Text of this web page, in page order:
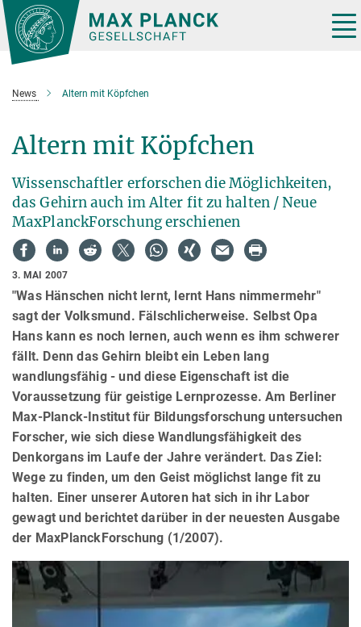
Hauptinhalt
News Altern mit Köpfchen
Altern mit Köpfchen
Wissenschaftler erforschen die Möglichkeiten,
das Gehirn auch im Alter fit zu halten / Neue
MaxPlanckForschung erschienen
3. MAI 2007
"Was Hänschen nicht lernt, lernt Hans nimmermehr"
sagt der Volksmund. Fälschlicherweise. Selbst Opa
Hans kann es noch lernen, auch wenn es ihm schwerer
fällt. Denn das Gehirn bleibt ein Leben lang
wandlungsfähig - und diese Eigenschaft ist die
Voraussetzung für geistige Lernprozesse. Am Berliner
Max-Planck-Institut für Bildungsforschung untersuchen
Forscher, wie sich diese Wandlungsfähigkeit des
Denkorgans im Laufe der Jahre verändert. Das Ziel:
Wege zu finden, um den Geist möglichst lange fit zu
halten. Einer unserer Autoren hat sich in ihr Labor
gewagt und berichtet darüber in der neuesten Ausgabe
der MaxPlanckForschung (1/2007).